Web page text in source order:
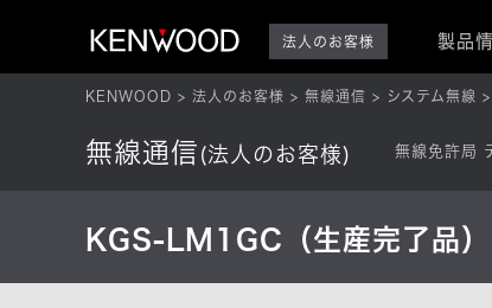
法人のお客様 製品
KENWOOD 法人のお客様 無線通信 システム無線
無線通信 (法人のお客様) 無線免許局
KGS-LM1GC（生産完了品）